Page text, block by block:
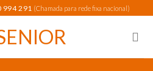
994 291 (Chamada para rede fixa nacional)